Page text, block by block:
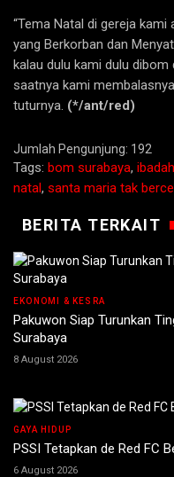
“Tema Natal di gereja kami
yang Berkorban dan
kalau dulu kami dulu dibom
saatnya kami
tuturnya. (*/ant/red)
Jumlah Pengunjung: 192
Tags: bom surabaya,
natal, santa maria tak
BERITA TERKAIT
EKONOMI & KESRA
Pakuwon Siap Turunkan
Surabaya
8 August 2026
GAYA HIDUP
PSSI Tetapkan de Red FC
6 August 2026